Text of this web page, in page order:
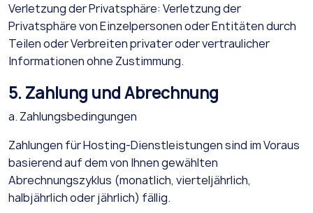
Verletzung der Privatsphäre: Verletzung der
Privatsphäre von Einzelpersonen oder Entitäten durch
Teilen oder Verbreiten privater oder vertraulicher
Informationen ohne Zustimmung.
5. Zahlung und Abrechnung
a. Zahlungsbedingungen
Zahlungen für Hosting-Dienstleistungen sind im Voraus
basierend auf dem von Ihnen gewählten
Abrechnungszyklus (monatlich, vierteljährlich,
halbjährlich oder jährlich) fällig.